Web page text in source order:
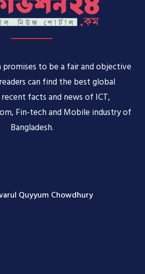
to be a fair and objective
can find the best global
facts and news of ICT,
Fin-tech and Mobile industry of
Bangladesh.
Quyyum Chowdhury